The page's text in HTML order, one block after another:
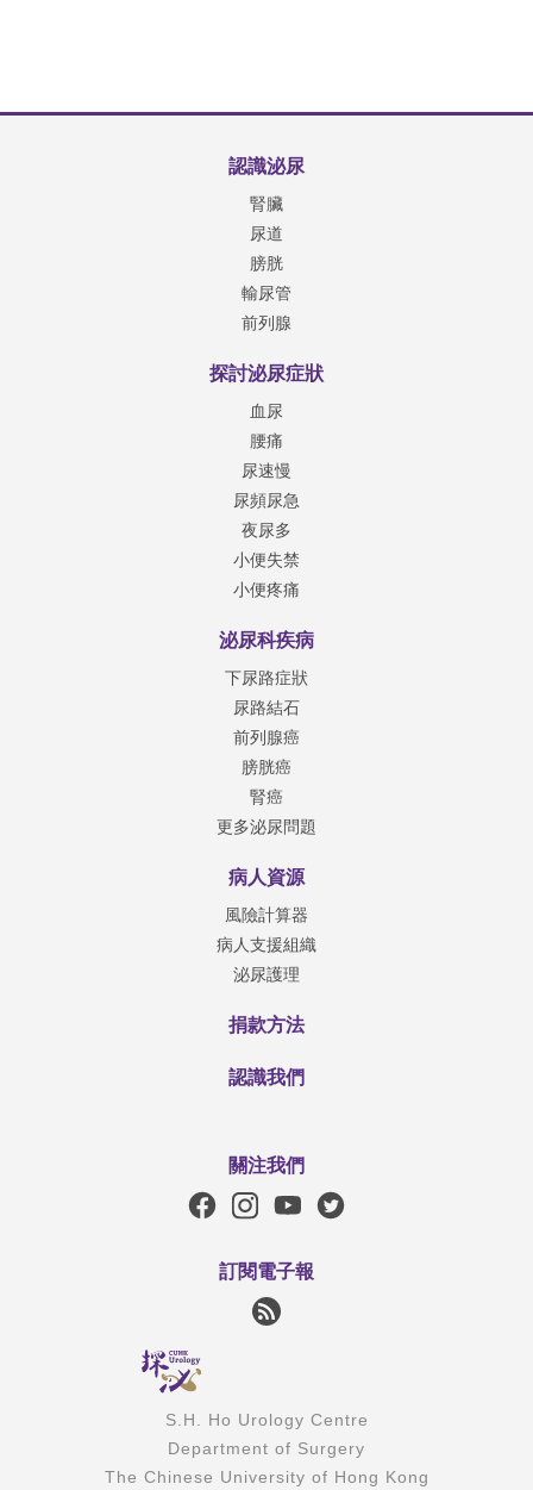
認識泌尿
腎臟
尿道
膀胱
輸尿管
前列腺
探討泌尿症狀
血尿
腰痛
尿速慢
尿頻尿急
夜尿多
小便失禁
小便疼痛
泌尿科疾病
下尿路症狀
尿路結石
前列腺癌
膀胱癌
腎癌
更多泌尿問題
病人資源
風險計算器
病人支援組織
泌尿護理
捐款方法
認識我們
關注我們
訂閱電子報
S.H. Ho Urology Centre
Department of Surgery
The Chinese University of Hong Kong